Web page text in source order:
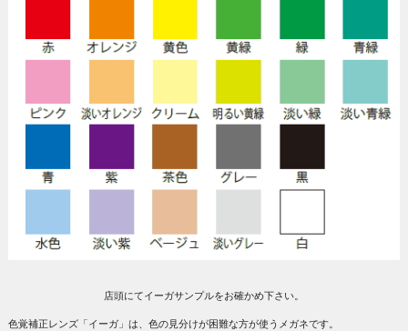
店頭にてイーガサンプルをお確かめ下さい。
色覚補正レンズ「イーガ」は、色の見分けが困難な方が使うメガネです。